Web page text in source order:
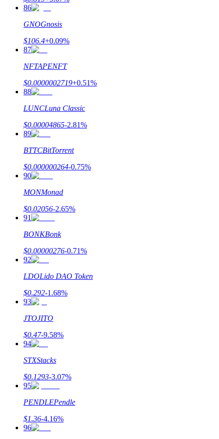
86
GNOGnosis
$106.4+0.09%
87
NFTAPENFT
$0.0000002719+0.51%
88
LUNCLuna Classic
$0.00004865-2.81%
89
BTTCBitTorrent
$0.000000264-0.75%
90
MONMonad
$0.02056-2.65%
91
BONKBonk
$0.00000276-0.71%
92
LDOLido DAO Token
$0.292-1.68%
93
JTOJITO
$0.47-9.58%
94
STXStacks
$0.1293-3.07%
95
PENDLEPendle
$1.36-4.16%
96